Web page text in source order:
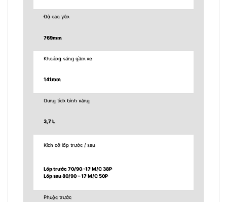
Độ cao yên
769mm
Khoảng sáng gầm xe
141mm
Dung tích bình xăng
3,7 L
Kích cỡ lốp trước / sau
Lốp trước 70/90 -17 M/C 38P
Lốp sau 80/90 – 17 M/C 50P
Phuộc trước